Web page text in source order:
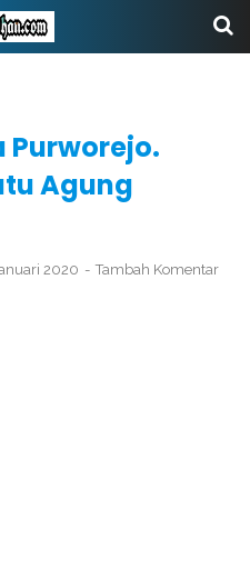
Purworejo.
Agung
2020 Tambah Komentar